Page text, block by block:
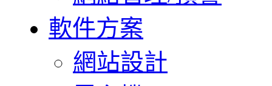
軟件方案
網站設計